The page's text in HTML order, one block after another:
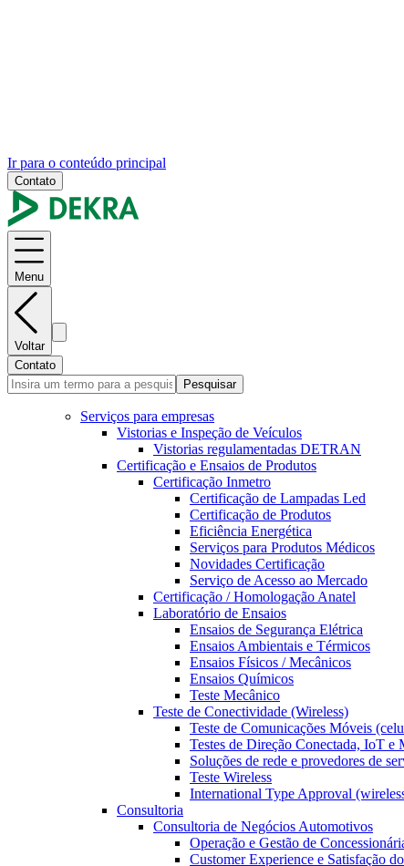
Ir para o conteúdo principal
Contato
Menu
Voltar
Contato
Pesquisar
Serviços para empresas
Vistorias e Inspeção de Veículos
Vistorias regulamentadas DETRAN
Certificação e Ensaios de Produtos
Certificação Inmetro
Certificação de Lampadas Led
Certificação de Produtos
Eficiência Energética
Serviços para Produtos Médicos
Novidades Certificação
Serviço de Acesso ao Mercado
Certificação / Homologação Anatel
Laboratório de Ensaios
Ensaios de Segurança Elétrica
Ensaios Ambientais e Térmicos
Ensaios Físicos / Mecânicos
Ensaios Químicos
Teste Mecânico
Teste de Conectividade (Wireless)
Teste de Comunicações Móveis
Testes de Direção Conectada, IoT e
Soluções de rede e provedores de
Teste Wireless
International Type Approval
Consultoria
Consultoria de Negócios Automotivos
Operação e Gestão de
Customer Experience e Satisfação